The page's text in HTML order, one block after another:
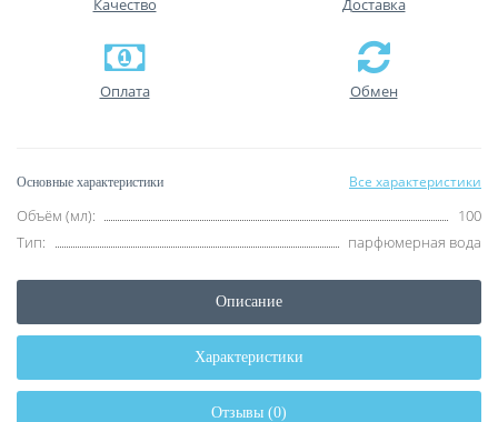
Качество Доставка
Оплата Обмен
Основные характеристики Все характеристики
Объём (мл):
100
Тип:
парфюмерная вода
Описание
Характеристики
Отзывы (0)